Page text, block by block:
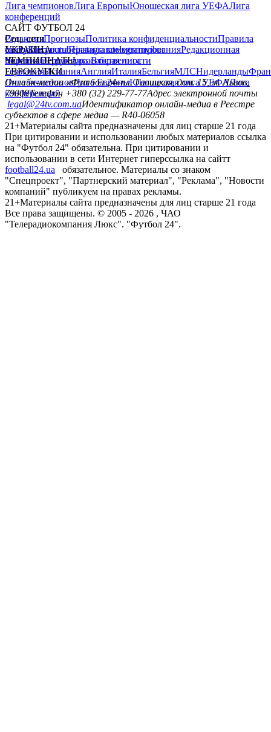
Лига чемпионовЛига ЕвропыЮношеская лига УЕФАЛига
конференций
САЙТ ФУТБОЛ 24
РедакцияПрогнозыПолитика конфиденциальностиПравила
сайтуКонтактыПравила комментированияРедакционная
политикаСтруктура собственности
Соц. сети
facebookxyoutubeinstagramtelegramviber
УКРАИНА
УкраинаПервая лигаВторая лига
ЧЕМПИОНАТЫ
ГерманияИспанияАнглияИталияБельгияМЛСНидерланды
ЕВРОКУБКИ
Лига чемпионовЛига ЕвропыЮношеская лига УЕФАЛига
конференций
Онлайн-медиа «Футбол 24»пл. Галицкая, дом. 15, м. Львов,
79008Телефон +380 (32) 229-77-77Адрес электронной почты
legal@24tv.com.uaИдентификатор онлайн-медиа в Реестре
субъектов в сфере медиа — R40-06058
21+Материалы сайта предназначены для лиц старше 21 года
При цитировании и использовании любых материалов ссылка
на "Футбол 24" обязательна. При цитировании и
использовании в сети Интернет гиперссылка на сайтт
football24.ua
обязательное. Материалы со знаком
"Спецпроект", "Партнерский материал", "Реклама", "Новости
компаний" публикуем на правах рекламы.
21+Материалы сайта предназначены для лиц старше 21 года
Все права защищены. © 2005 - 2026 , ЧАО
"Телерадиокомпания Люкс". "Футбол 24".